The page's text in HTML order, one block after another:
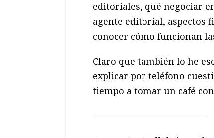
editoriales, qué negociar
agente editorial, aspectos
conocer cómo funcionan
Claro que también lo he
explicar por teléfono
tiempo a tomar un café
—————————————